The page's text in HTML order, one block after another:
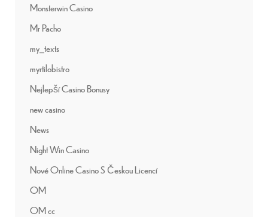
Monsterwin Casino
Mr Pacho
my_texts
myrtilobistro
Nejlepší Casino Bonusy
new casino
News
Night Win Casino
Nové Online Casino S Českou Licencí
OM
OM cc